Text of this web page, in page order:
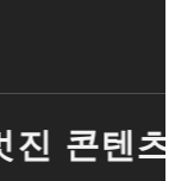
콘텐츠